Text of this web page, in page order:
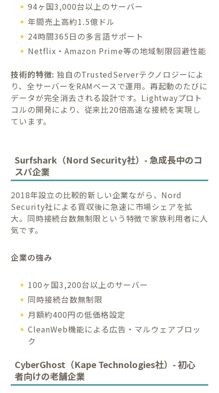
94ヶ国3,000台以上のサーバー
年間売上高約1.5億ドル
24時間365日の多言語サポート
Netflix・Amazon Prime等の地域制限回避性能
技術的特徴: 独自のTrustedServerテクノロジーによ
り、全サーバーをRAMベースで運用。再起動のたびに
データが完全消去される設計です。Lightwayプロト
コルの開発により、従来比20倍高速な接続を実現し
ています。
Surfshark（Nord Security社）- 急成長中のコ
スパ企業
2018年設立の比較的新しい企業ながら、Nord
Security社による買収後に急速に市場シェアを拡
大。同時接続台数無制限という特徴で家族利用者に人
気です。
企業の強み
100ヶ国3,200台以上のサーバー
同時接続台数無制限
月額約400円の低価格設定
CleanWeb機能による広告・マルウェアブロッ
ク
CyberGhost（Kape Technologies社）- 初心
者向けの老舗企業